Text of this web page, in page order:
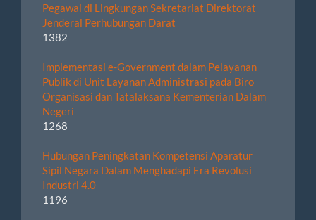
Pegawai di Lingkungan Sekretariat Direktorat
Jenderal Perhubungan Darat
1382
Implementasi e-Government dalam Pelayanan
Publik di Unit Layanan Administrasi pada Biro
Organisasi dan Tatalaksana Kementerian Dalam
Negeri
1268
Hubungan Peningkatan Kompetensi Aparatur
Sipil Negara Dalam Menghadapi Era Revolusi
Industri 4.0
1196